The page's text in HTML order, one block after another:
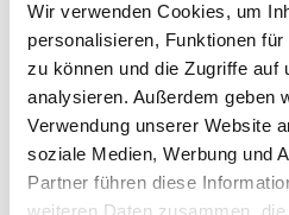
Wir verwenden Cookies, um
personalisieren, Funktionen
zu können und die Zugriffe auf
analysieren. Außerdem geben
Verwendung unserer Website
soziale Medien, Werbung und
Partner führen diese
weiteren Daten zusammen,
PRODUKTEIGENSCHAFTEN
Produkteigenschaft
- 2 Seiten gezahnt
- Blatt aus rostfreiem Stahl